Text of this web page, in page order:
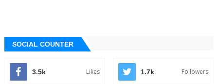
SOCIAL COUNTER
3.5k Likes 1.7k Followers